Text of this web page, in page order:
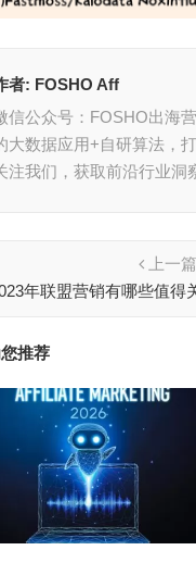
者: FOSHO Aff
信公众号：FOSHO出海
大数据应用+自研算法，
注我们，获取前沿行业洞
上一篇
年联盟营销有哪些值得
推荐